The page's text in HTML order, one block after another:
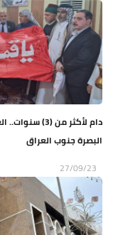
دام لأكثر من
البصرة جنوب العراق
27/09/23